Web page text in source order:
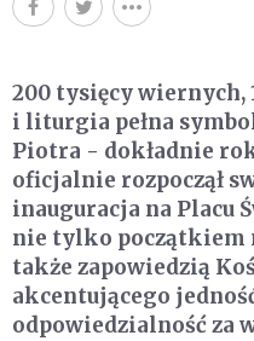
200 tysięcy
i liturgia pełna
Piotra - dokładnie
oficjalnie rozpoczął
inauguracja na Placu
nie tylko początkiem
także zapowiedzią
akcentującego
odpowiedzialność za